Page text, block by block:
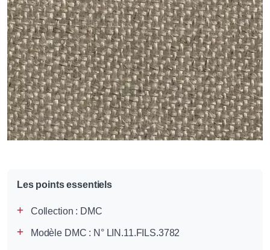
Les points essentiels
Collection : DMC
Modèle DMC : N° LIN.11.FILS.3782